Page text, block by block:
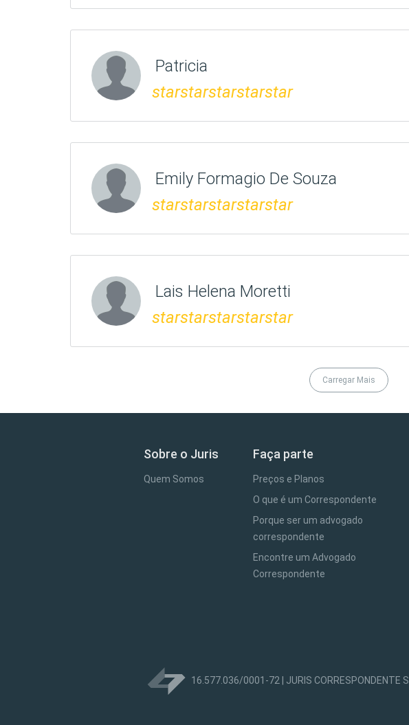
Patricia
starstarstarstarstar
Emily Formagio De Souza
starstarstarstarstar
Lais Helena Moretti
starstarstarstarstar
Carregar Mais
Sobre o Juris
Quem Somos
Faça parte
Preços e Planos
O que é um Correspondente
Porque ser um advogado
correspondente
Encontre um Advogado
Correspondente
16.577.036/0001-72 | JURIS CORRESPONDENTE